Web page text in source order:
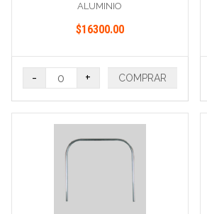
ALUMINIO
$16300.00
- + COMPRAR